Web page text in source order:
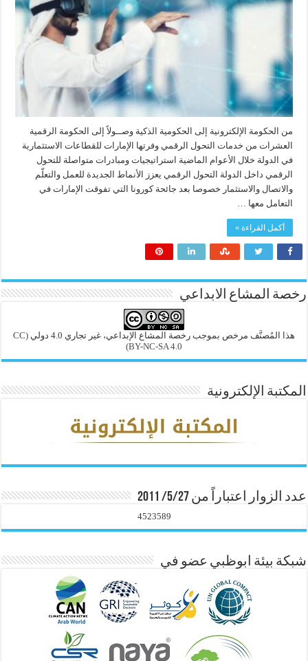
من الحكومة الإلكترونية إلى الحكومية الذكية وصــولاً إلى الحكومة الرقمية
العشرات من خدمات التحول الرقمي وفرتها الإمارات للقطاعات الاستثمارية
في الدولة خلال الأعوام الماضية استراتيجيات ومبادرات متواصلة للتحول
الرقمي داخل الدولة التحول الرقمي يعزز الأنماط الجديدة للعمل والتعلّم
والاتصال والاستثمار خصوصا بعد جائحة كورونا التي تفوقت الإمارات في
التعامل معها …
أكمل القراءة »
رخصة المشاع الابداعي
هذا المُصنَّف مرخص بموجب رخصة المشاع الإبداعي، غير تجاري 4.0 دولي
(CC
BY-NC-SA 4.0)
المكتبة الإلكترونية
عدد الزوار اعتباراً من 5/27/ 2011
4523589
شبكة بيئة ابوظبي عضو في